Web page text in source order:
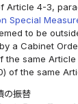
Article 4-3,
Special
to be
a Cabinet
the same
of the same
振替